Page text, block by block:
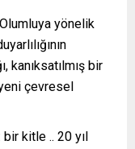
yönelik
kanıksatılmış bir
çevresel
kitle .. 20 yıl